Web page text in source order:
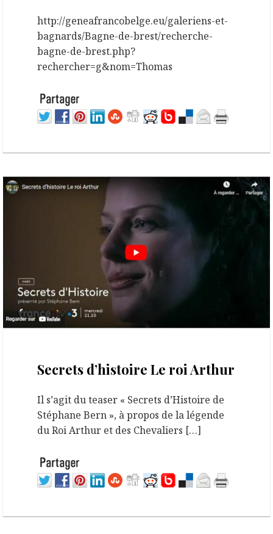
http://geneafrancobelge.eu/galeriens-et-
bagnards/Bagne-de-brest/recherche-
bagne-de-brest.php?
rechercher=g&nom=Thomas
Secrets d’histoire Le roi Arthur
Il s’agit du teaser « Secrets d’Histoire de
Stéphane Bern », à propos de la légende
du Roi Arthur et des Chevaliers […]